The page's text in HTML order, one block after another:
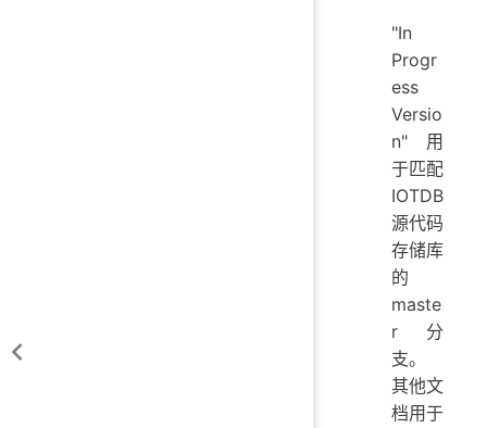
"In
Progr
ess
Versio
n" 用
于匹配
IOTDB
源代码
存储库
的
maste
r 分
支。
其他文
档用于